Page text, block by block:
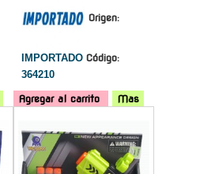
Origen:
IMPORTADO Código:
364210
Agregar al carrito
Mas